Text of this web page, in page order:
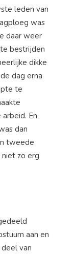
leden van
was
daar weer
bestrijden
dikke
dag erna
te
En
dan
tweede
niet zo erg
aan en
van